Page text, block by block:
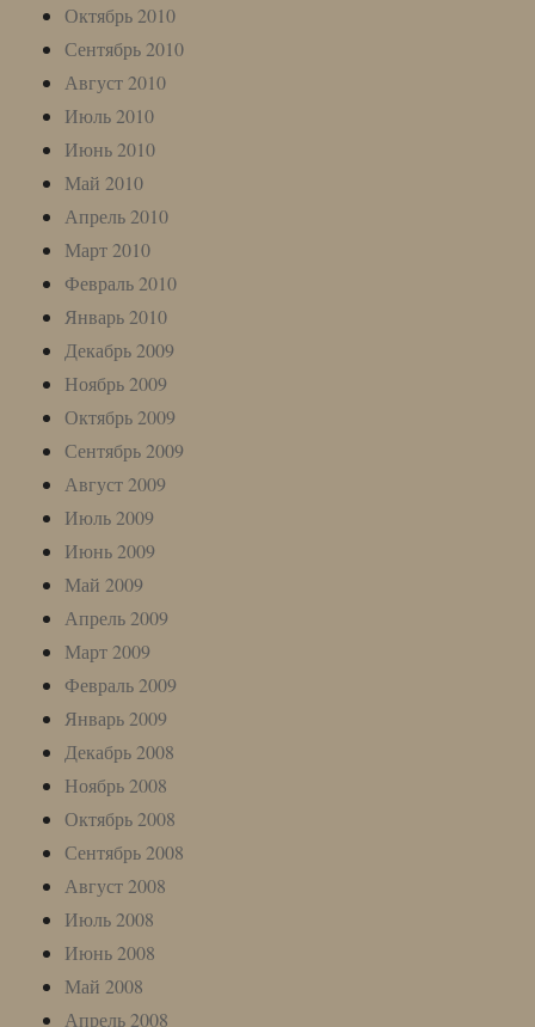
Октябрь 2010
Сентябрь 2010
Август 2010
Июль 2010
Июнь 2010
Май 2010
Апрель 2010
Март 2010
Февраль 2010
Январь 2010
Декабрь 2009
Ноябрь 2009
Октябрь 2009
Сентябрь 2009
Август 2009
Июль 2009
Июнь 2009
Май 2009
Апрель 2009
Март 2009
Февраль 2009
Январь 2009
Декабрь 2008
Ноябрь 2008
Октябрь 2008
Сентябрь 2008
Август 2008
Июль 2008
Июнь 2008
Май 2008
Апрель 2008